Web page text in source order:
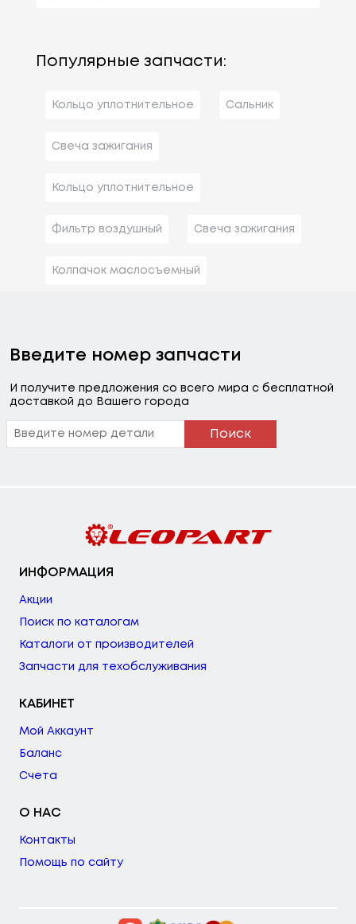
Популярные запчасти:
Кольцо уплотнительное Сальник
Свеча зажигания
Кольцо уплотнительное
Фильтр воздушный Свеча зажигания
Колпачок маслосъемный
Введите номер запчасти
И получите предложения со всего мира с бесплатной
доставкой до Вашего города
Поиск
ИНФОРМАЦИЯ
Акции
Поиск по каталогам
Каталоги от производителей
Запчасти для техобслуживания
КАБИНЕТ
Мой Аккаунт
Баланс
Счета
О НАС
Контакты
Помощь по сайту